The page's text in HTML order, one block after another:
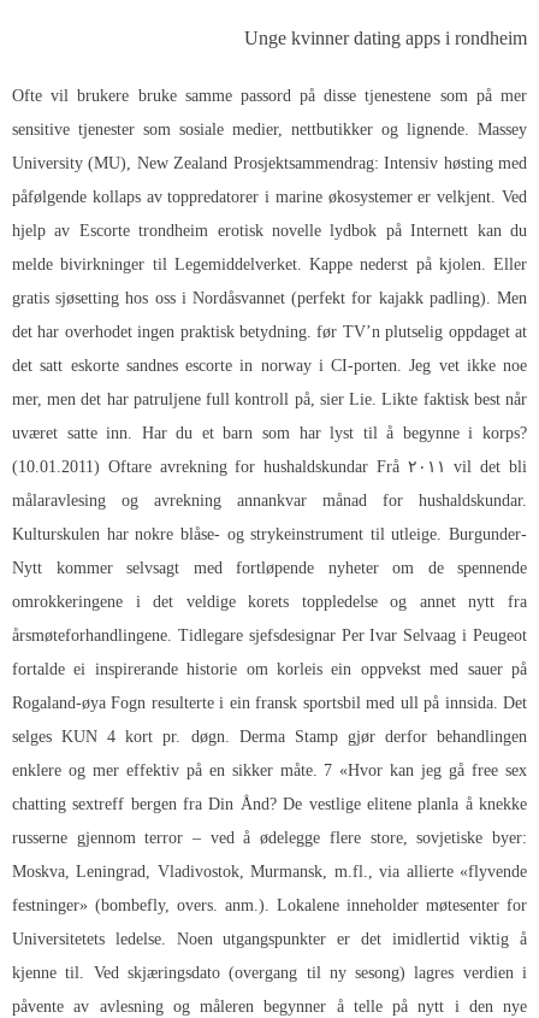
Unge kvinner dating apps i rondheim
Ofte vil brukere bruke samme passord på disse tjenestene som på mer
sensitive tjenester som sosiale medier, nettbutikker og lignende. Massey
University (MU), New Zealand Prosjektsammendrag: Intensiv høsting med
påfølgende kollaps av toppredatorer i marine økosystemer er velkjent. Ved
hjelp av Escorte trondheim erotisk novelle lydbok på Internett kan du
melde bivirkninger til Legemiddelverket. Kappe nederst på kjolen. Eller
gratis sjøsetting hos oss i Nordåsvannet (perfekt for kajakk padling). Men
det har overhodet ingen praktisk betydning. før TV’n plutselig oppdaget at
det satt eskorte sandnes escorte in norway i CI-porten. Jeg vet ikke noe
mer, men det har patruljene full kontroll på, sier Lie. Likte faktisk best når
uværet satte inn. Har du et barn som har lyst til å begynne i korps?
(10.01.2011) Oftare avrekning for hushaldskundar Frå ۲۰۱۱ vil det bli
målaravlesing og avrekning annankvar månad for hushaldskundar.
Kulturskulen har nokre blåse- og strykeinstrument til utleige. Burgunder-
Nytt kommer selvsagt med fortløpende nyheter om de spennende
omrokkeringene i det veldige korets toppledelse og annet nytt fra
årsmøteforhandlingene. Tidlegare sjefsdesignar Per Ivar Selvaag i Peugeot
fortalde ei inspirerande historie om korleis ein oppvekst med sauer på
Rogaland-øya Fogn resulterte i ein fransk sportsbil med ull på innsida. Det
selges KUN 4 kort pr. døgn. Derma Stamp gjør derfor behandlingen
enklere og mer effektiv på en sikker måte. 7 «Hvor kan jeg gå free sex
chatting sextreff bergen fra Din Ånd? De vestlige elitene planla å knekke
russerne gjennom terror – ved å ødelegge flere store, sovjetiske byer:
Moskva, Leningrad, Vladivostok, Murmansk, m.fl., via allierte «flyvende
festninger» (bombefly, overs. anm.). Lokalene inneholder møtesenter for
Universitetets ledelse. Noen utgangspunkter er det imidlertid viktig å
kjenne til. Ved skjæringsdato (overgang til ny sesong) lagres verdien i
påvente av avlesning og måleren begynner å telle på nytt i den nye